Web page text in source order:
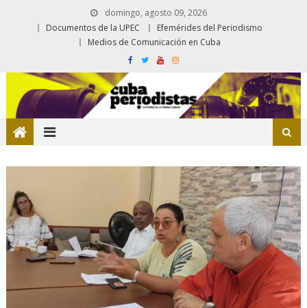
domingo, agosto 09, 2026
Documentos de la UPEC
Efemérides del Periodismo
Medios de Comunicación en Cuba